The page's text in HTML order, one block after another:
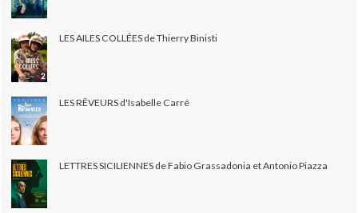
LES AILES COLLÉES de Thierry Binisti
LES RÊVEURS d'Isabelle Carré
LETTRES SICILIENNES de Fabio Grassadonia et Antonio Piazza